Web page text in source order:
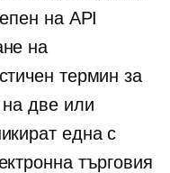
на API
на
термин за
на две или
една с
търговия